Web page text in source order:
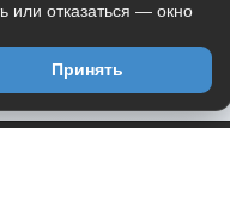
или отказаться — окно
Принять